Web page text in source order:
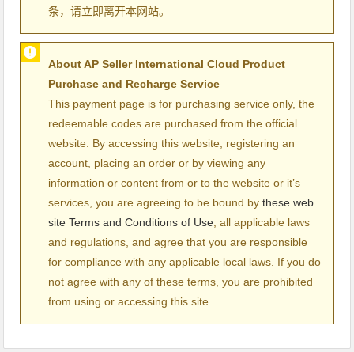
条，请立即离开本网站。
About AP Seller International Cloud Product
Purchase and Recharge Service
This payment page is for purchasing service only, the
redeemable codes are purchased from the official
website. By accessing this website, registering an
account, placing an order or by viewing any
information or content from or to the website or it’s
services, you are agreeing to be bound bythese web
site Terms and Conditions of Use , all applicable laws
and regulations, and agree that you are responsible
for compliance with any applicable local laws. If you do
not agree with any of these terms, you are prohibited
from using or accessing this site.